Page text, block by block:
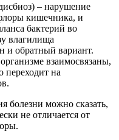
– нарушение
кишечника, и
бактерий во
влагилища
и обратный вариант.
взаимосвязаны,
переходит на
болезни можно сказать,
не отличается от